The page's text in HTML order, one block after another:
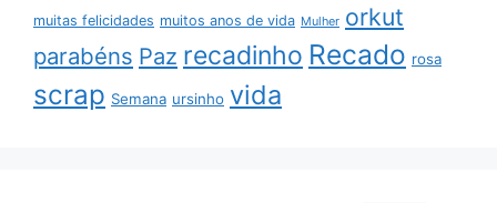
muitas felicidades muitos anos de vida Mulher orkut
parabéns Paz recadinho Recado rosa
scrap Semana ursinho vida